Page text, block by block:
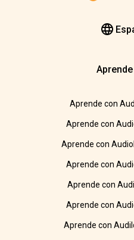
Aprende con
Aprende con
Aprende con
Aprende con
Aprende con
Aprende con
Aprende con